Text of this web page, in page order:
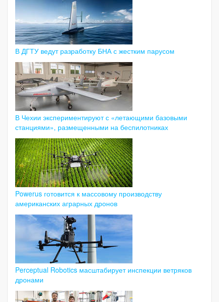
В ДГТУ ведут разработку БНА с жестким парусом
В Чехии экспериментируют с «летающими базовыми
станциями», размещенными на беспилотниках
Powerus готовится к массовому производству
американских аграрных дронов
Perceptual Robotics масштабирует инспекции ветряков
дронами